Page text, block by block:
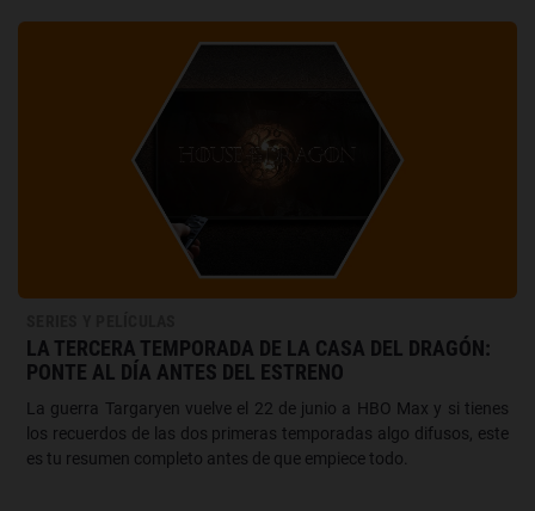
LA TERCERA TEMPORADA DE LA CASA DEL DRAGÓN:
PONTE AL DÍA ANTES DEL ESTRENO
La guerra Targaryen vuelve el 22 de junio a HBO Max y si tienes
los recuerdos de las dos primeras temporadas algo difusos, este
es tu resumen completo antes de que empiece todo.